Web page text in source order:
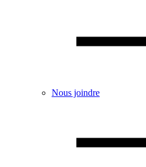
Nous joindre